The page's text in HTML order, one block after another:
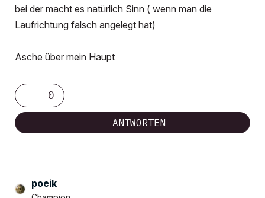
bei der macht es natürlich Sinn ( wenn man die
Laufrichtung falsch angelegt hat)
Asche über mein Haupt
0
ANTWORTEN
poeik